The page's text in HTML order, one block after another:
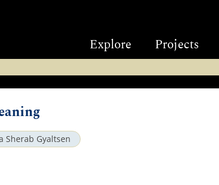
Explore Projects
Sherab Gyaltsen